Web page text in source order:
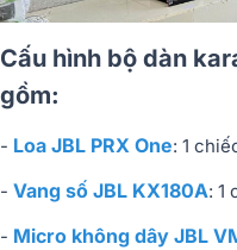
Cấu hình bộ dàn
gồm:
- Loa JBL PRX One: 1
- Vang số JBL KX180A: 1
- Micro không dây JBL